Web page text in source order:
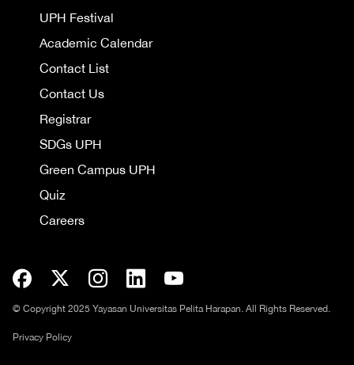
UPH Festival
Academic Calendar
Contact List
Contact Us
Registrar
SDGs UPH
Green Campus UPH
Quiz
Careers
© Copyright 2025 Yayasan Universitas Pelita Harapan. All Rights Reserved.
Privacy Policy